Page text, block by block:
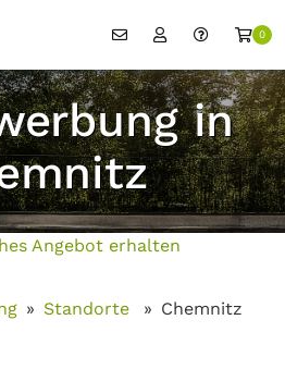
0
in
Angebot erhalten
Standorte Chemnitz